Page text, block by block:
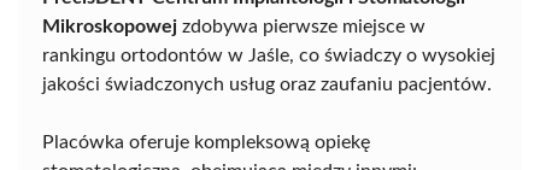
Mikroskopowej zdobywa pierwsze miejsce w
rankingu ortodontów w Jaśle, co świadczy o wysokiej
jakości świadczonych usług oraz zaufaniu pacjentów.
Placówka oferuje kompleksową opiekę